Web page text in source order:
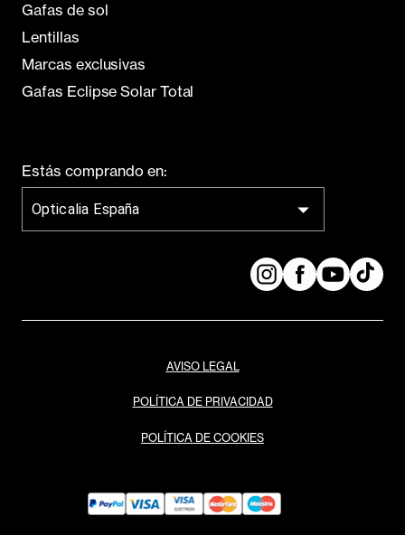
Gafas de sol
Lentillas
Marcas exclusivas
Gafas Eclipse Solar Total
Estás comprando en:
Opticalia España
AVISO LEGAL
POLÍTICA DE PRIVACIDAD
POLÍTICA DE COOKIES